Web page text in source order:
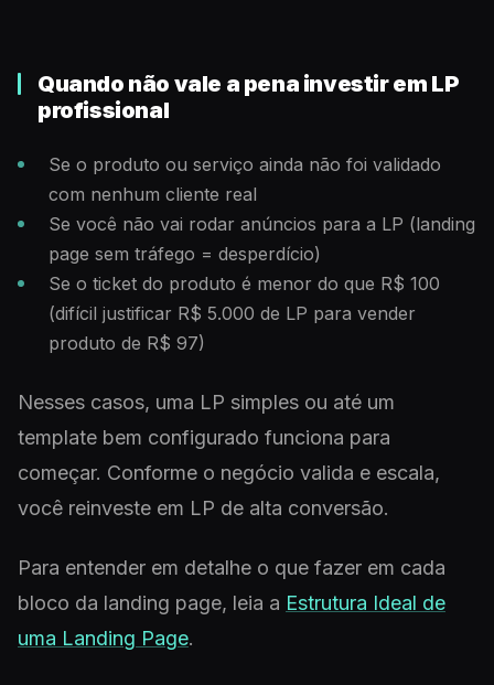
Quando não vale a pena investir em LP
profissional
Se o produto ou serviço ainda não foi validado
com nenhum cliente real
Se você não vai rodar anúncios para a LP (landing
page sem tráfego = desperdício)
Se o ticket do produto é menor do que R$ 100
(difícil justificar R$ 5.000 de LP para vender
produto de R$ 97)
Nesses casos, uma LP simples ou até um
template bem configurado funciona para
começar. Conforme o negócio valida e escala,
você reinveste em LP de alta conversão.
Para entender em detalhe o que fazer em cada
bloco da landing page, leia a Estrutura Ideal de
uma Landing Page.